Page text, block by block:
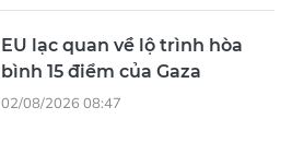
EU lạc quan về lộ trình hòa
bình 15 điểm của Gaza
02/08/2026 08:47